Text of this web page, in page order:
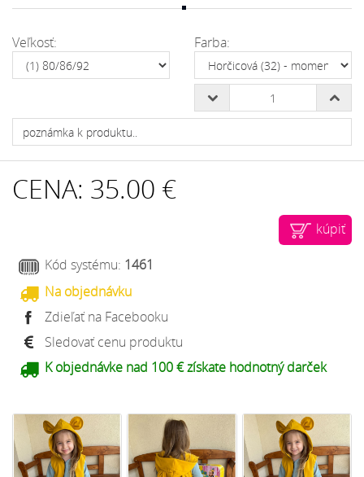
Veľkosť: Farba:
CENA: 35.00 €
kúpiť
Kód systému: 1461
Na objednávku
Zdieľať na Facebooku
Sledovať cenu produktu
K objednávke nad 100 € získate hodnotný darček